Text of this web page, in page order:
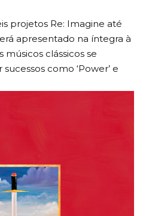
​​projetos Re: Imagine até
apresentado na íntegra à
clássicos se
como ‘Power’ e